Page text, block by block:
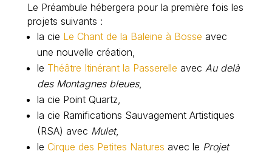
Le Préambule hébergera pour la première fois les
projets suivants :
la cie Le Chant de la Baleine à Bosse avec
une nouvelle création,
le Théâtre Itinérant la Passerelle avec Au delà
des Montagnes bleues,
la cie Point Quartz,
la cie Ramifications Sauvagement Artistiques
(RSA) avec Mulet,
le Cirque des Petites Natures avec le Projet